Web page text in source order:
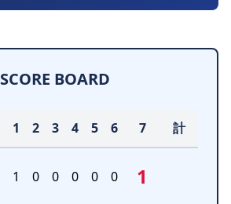
SCORE BOARD
1 2 3 4 5 6 7 計
1 0 0 0 0 0 1